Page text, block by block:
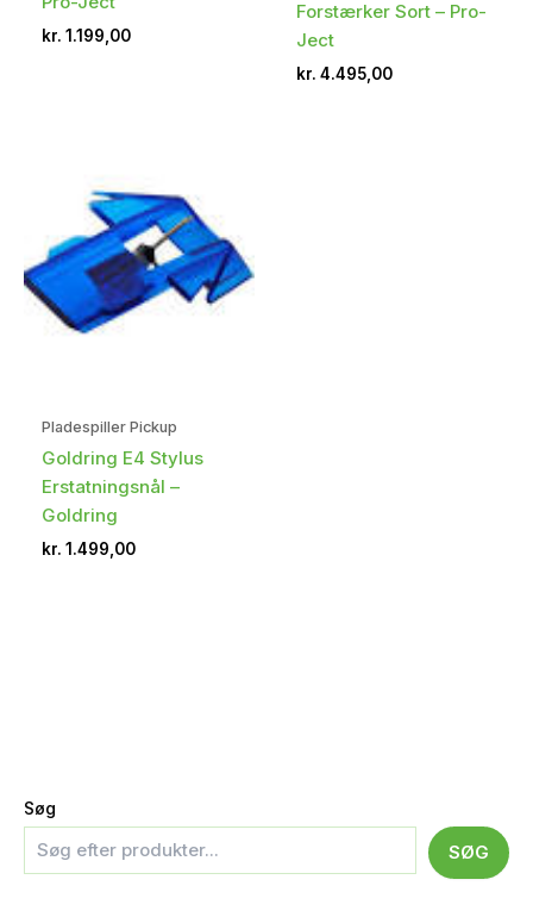
Søg
SØG
kr. 1.199,00
Forstærker Sort – Pro-
Ject
kr. 4.495,00
Pladespiller Pickup
Goldring E4 Stylus
Erstatningsnål –
Goldring
kr. 1.499,00